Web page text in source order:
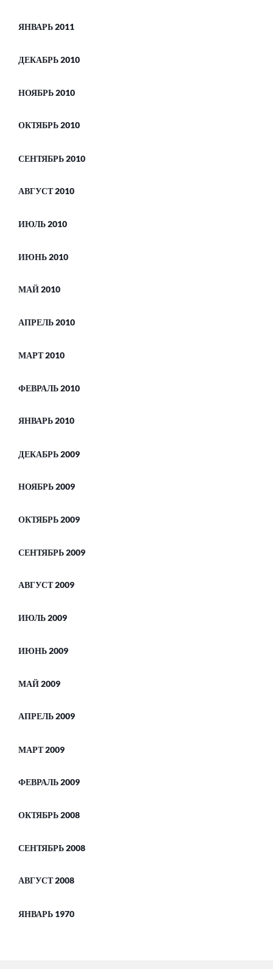
ЯНВАРЬ 2011
ДЕКАБРЬ 2010
НОЯБРЬ 2010
ОКТЯБРЬ 2010
СЕНТЯБРЬ 2010
АВГУСТ 2010
ИЮЛЬ 2010
ИЮНЬ 2010
МАЙ 2010
АПРЕЛЬ 2010
МАРТ 2010
ФЕВРАЛЬ 2010
ЯНВАРЬ 2010
ДЕКАБРЬ 2009
НОЯБРЬ 2009
ОКТЯБРЬ 2009
СЕНТЯБРЬ 2009
АВГУСТ 2009
ИЮЛЬ 2009
ИЮНЬ 2009
МАЙ 2009
АПРЕЛЬ 2009
МАРТ 2009
ФЕВРАЛЬ 2009
ОКТЯБРЬ 2008
СЕНТЯБРЬ 2008
АВГУСТ 2008
ЯНВАРЬ 1970